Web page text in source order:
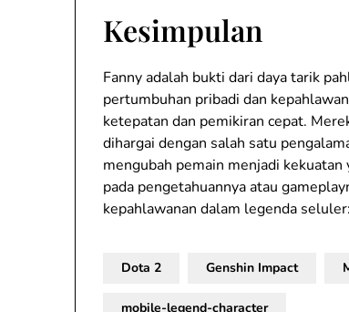
Kesimpulan
Fanny adalah bukti dari daya tarik
pertumbuhan pribadi dan
ketepatan dan pemikiran cepat.
dihargai dengan salah satu
mengubah pemain menjadi
pada pengetahuannya atau
kepahlawanan dalam legenda
Dota 2 Genshin Impact
mobile-legend-character